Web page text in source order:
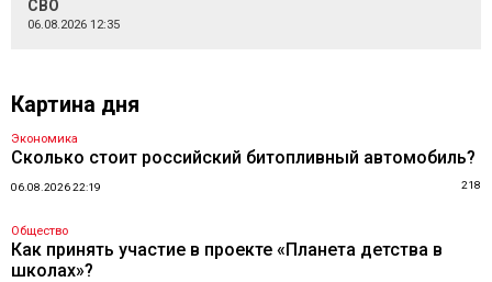
СВО
06.08.2026 12:35
Картина дня
Экономика
Сколько стоит российский битопливный автомобиль?
06.08.2026 22:19 218
Общество
Как принять участие в проекте «Планета детства в
школах»?